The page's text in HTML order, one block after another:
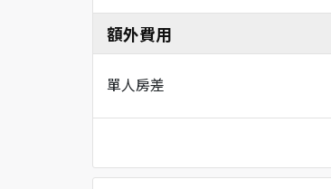
額外費用
單人房差